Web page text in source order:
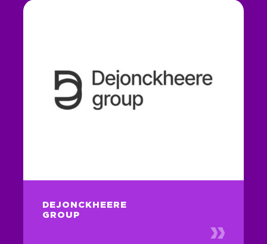
DEJONCKHEERE
GROUP